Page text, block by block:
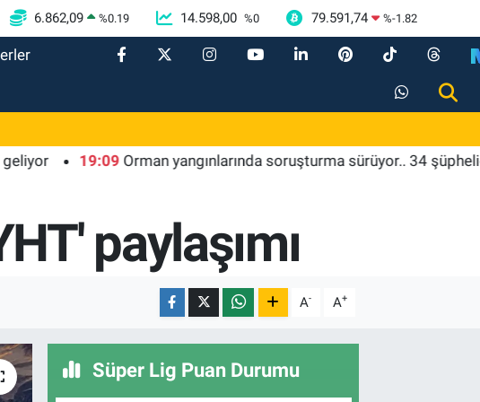
6.862,09 %0.19 14.598,00 %0 79.591,74 %-1.82
19:09 Orman yangınlarında soruşturma sürüyor.. 34 şüpheliden
paylaşımı
A- A+
Süper Lig Puan Durumu